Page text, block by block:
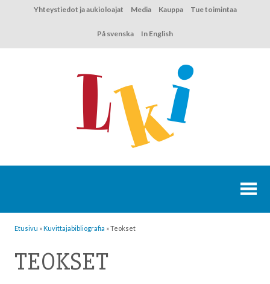
Yhteystiedot ja aukioloajat Media Kauppa Tue toimintaa
På svenska In English
Etusivu »Kuvittaja­bibliografia »Teokset
TEOKSET